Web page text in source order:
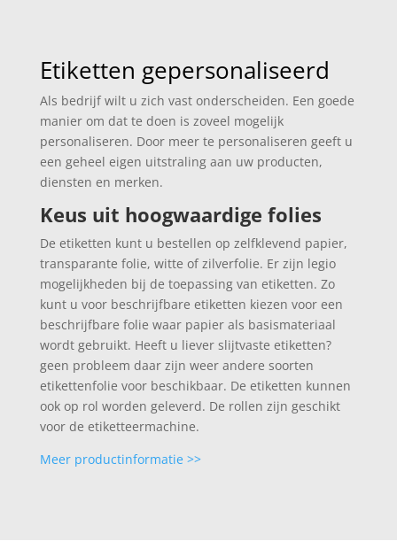
Etiketten gepersonaliseerd
Als bedrijf wilt u zich vast onderscheiden. Een goede
manier om dat te doen is zoveel mogelijk
personaliseren. Door meer te personaliseren geeft u
een geheel eigen uitstraling aan uw producten,
diensten en merken.
Keus uit hoogwaardige folies
De etiketten kunt u bestellen op zelfklevend papier,
transparante folie, witte of zilverfolie. Er zijn legio
mogelijkheden bij de toepassing van etiketten. Zo
kunt u voor beschrijfbare etiketten kiezen voor een
beschrijfbare folie waar papier als basismateriaal
wordt gebruikt. Heeft u liever slijtvaste etiketten?
geen probleem daar zijn weer andere soorten
etikettenfolie voor beschikbaar. De etiketten kunnen
ook op rol worden geleverd. De rollen zijn geschikt
voor de etiketteermachine.
Meer productinformatie >>